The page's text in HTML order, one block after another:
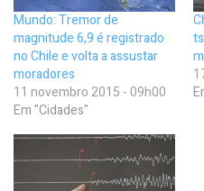
Mundo: Tremor de
magnitude 6,9 é registrado
no Chile e volta a assustar
moradores
11 novembro 2015 - 09h00
Em "Cidades"